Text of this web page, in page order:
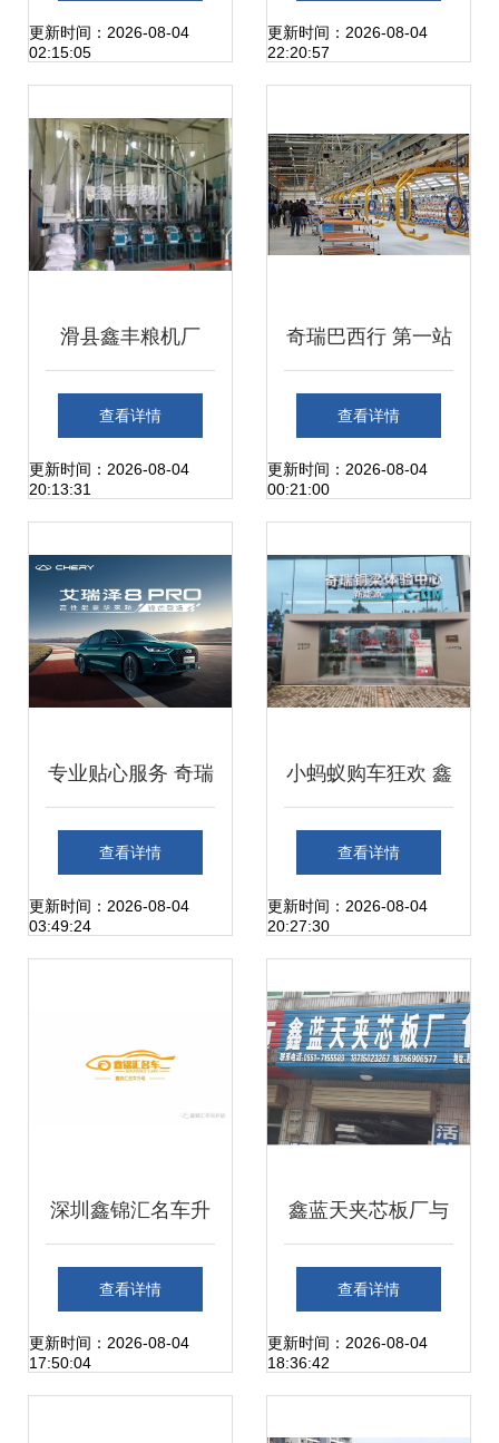
青浦华新17号线旁
更新时间：2026-08-04
02:15:05
更新时间：2026-08-04
22:20:57
滑县鑫丰粮机厂
查看详情
更新时间：2026-08-04
20:13:31
奇瑞巴西行 第一站
感巴西工厂桑巴风
情——黄山兆瑞新
查看详情
更新时间：2026-08-04
00:21:00
专业贴心服务 奇瑞
重庆鑫锦瑞体验中
心4S驾乘新体验
查看详情
更新时间：2026-08-04
03:49:24
小蚂蚁购车狂欢 鑫
锦瑞店内优惠狂降
4000元，万元幸运
查看详情
更新时间：2026-08-04
20:27:30
深圳鑫锦汇名车升
级新春贺词
查看详情
更新时间：2026-08-04
17:50:04
鑫蓝天夹芯板厂与
鑫锦瑞 共创行业品
质新标杆
查看详情
更新时间：2026-08-04
18:36:42